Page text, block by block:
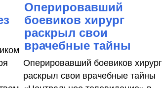
Оперировавший
боевиков хирург
раскрыл свои
врачебные тайны
Оперировавший боевиков хирург
раскрыл свои врачебные тайны